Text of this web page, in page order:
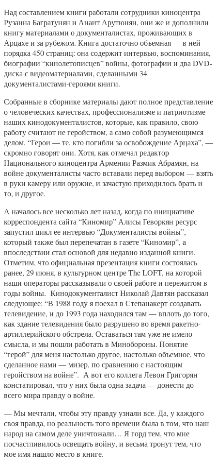
Над составлением книги работали сотрудники киноцентра
Рузанна Багратунян и Анаит Арутюнян, они же и дополнили
книгу материалами о документалистах, проживающих в
Арцахе и за рубежом. Книга достаточно объемная — в ней
порядка 450 страниц: она содержит интервью, воспоминания,
биографии “кинолетописцев” войны, фотографии и два DVD-
диска с видеоматериалами, сделанными 34
документалистами-героями книги.
Собранные в сборнике материалы дают полное представление
о человеческих качествах, профессионализме и патриотизме
наших кинодокументалистов, которые, как правило, свою
работу считают не геройством, а само собой разумеющимся
делом. “Герои — те, кто погибли за освобождение Арцаха”, —
скромно говорят они. Хотя, как отмечал редактор
Национального киноцентра Армении Размик Абрамян, на
войне документалисты часто вставали перед выбором — взять
в руки камеру или оружие, и зачастую приходилось брать и
то, и другое.
А началось все несколько лет назад, когда по инициативе
корреспондента сайта “Киномир” Алисы Геворкян ресурс
запустил цикл ее интервью “Документалисты войны”,
который также был перепечатан в газете “Киномир”, а
впоследствии стал основой для недавно изданной книги.
Отметим, что официальная презентация книги состоялась
ранее, 29 июня, в культурном центре The LOFT, на которой
наши операторы рассказывали о своей работе и пережитом в
годы войны. Кинодокументалист Николай Давтян рассказал
следующее: “В 1988 году я поехал в Степанакерт создавать
телевидение, и до 1993 года находился там — вплоть до того,
как здание телевидения было разрушено во время ракетно-
артиллерийского обстрела. Оставаться там уже не имело
смысла, и мы пошли работать в Минобороны. Понятие
“герой” для меня настолько другое, настолько объемное, что
сделанное нами — мизер, по сравнению с настоящим
геройством на войне”. А вот его коллега Левон Григорян
констатировал, что у них была одна задача — донести до
всего мира правду о войне.
— Мы мечтали, чтобы эту правду узнали все. Да, у каждого
своя правда, но реальность того времени была в том, что наш
народ на самом деле уничтожали… Я горд тем, что мне
посчастливилось освещать войну, и весьма тронут тем, что
мое имя нашло место в книге.